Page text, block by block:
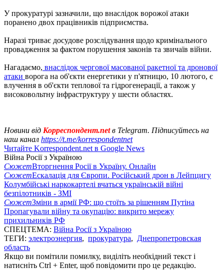
У прокуратурі зазначили, що внаслідок ворожої атаки
поранено двох працівників підприємства.
Наразі триває досудове розслідування щодо кримінального
провадження за фактом порушення законів та звичаїв війни.
Нагадаємо, внаслідок чергової масованої ракетної та дронової
атаки ворога на об'єкти енергетики у п'ятницю, 10 лютого, є
влучення в об'єкти теплової та гідрогенерації, а також у
високовольтну інфраструктуру у шести областях.
Новини від Корреспондент.netв Telegram. Підписуйтесь на
наш канал https://t.me/korrespondentnet
Читайте Korrespondent.net в Google News
Війна Росії з Україною
СюжетВторгнення Росії в Україну. Онлайн
СюжетЕскалація для Європи. Російський дрон в Лейпцигу
Колумбійські наркокартелі вчаться українській війні
безпілотників - ЗМІ
СюжетЗміни в армії РФ: що стоїть за рішенням Путіна
Пропагували війну та окупацію: викрито мережу
прихильників РФ
СПЕЦТЕМА: Війна Росії з Україною
ТЕГИ: электроэнергия, прокуратура, Днепропетровская
область
Якщо ви помітили помилку, виділіть необхідний текст і
натисніть Ctrl + Enter, щоб повідомити про це редакцію.